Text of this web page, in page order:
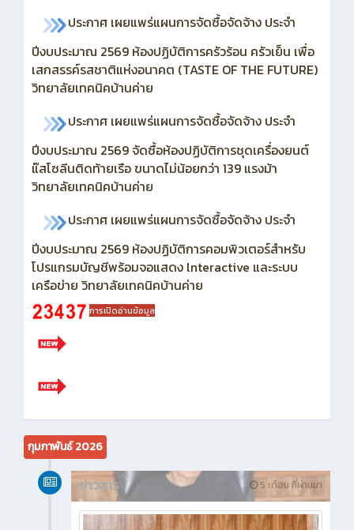
ประกาศ เผยแพร่แผนการจัดซื้อจัดจ้าง ประจำ
ปีงบประมาณ 2569 ห้องปฏิบัติการครัวร้อน ครัวเย็น เพื่อ
เสกสรรค์รสชาติแห่งอนาคต (TASTE OF THE FUTURE)
วิทยาลัยเทคนิคบ้านค่าย
ประกาศ เผยแพร่แผนการจัดซื้อจัดจ้าง ประจำ
ปีงบประมาณ 2569จัดซื้อห้องปฏิบัติการชุดเครื่องยนต์
แ๊สโซลีนติดท้ายเรือ ขนาดไม่น้อยกว่า 139 แรงม้า
วิทยาลัยเทคนิคบ้านค่าย
ประกาศ เผยแพร่แผนการจัดซื้อจัดจ้าง ประจำ
ปีงบประมาณ 2569 ห้องปฏิบัติการคอมพิวเตอร์สำหรับ
โปรแกรมบัญชีพร้อมจอแสดง lnteractive และระบบ
เครือข่าย วิทยาลัยเทคนิคบ้านค่าย
การเปิดอ่านข้อมูล
กุมภาพันธ์ 2026
5 เดือน ที่ผ่านมา
ข่าวสาร